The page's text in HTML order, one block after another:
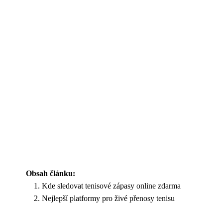
Obsah článku:
Kde sledovat tenisové zápasy online zdarma
Nejlepší platformy pro živé přenosy tenisu